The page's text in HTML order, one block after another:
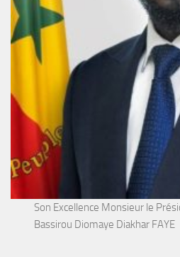
Son Excellence Monsieur le
Bassirou Diomaye Diakhar FAYE